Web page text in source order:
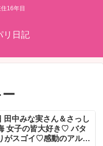
16年目
リ日記
田中みな実さん＆さっし
女子の皆大好き♡ バタ
がスゴイ♡感動のアルバ